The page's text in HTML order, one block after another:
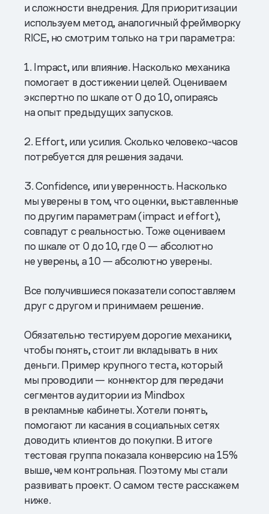
и сложности внедрения. Для приоритизации
используем метод, аналогичный фреймворку
RICE, но смотрим только на три параметра:
1. Impact, или влияние. Насколько механика
помогает в достижении целей. Оцениваем
экспертно по шкале от 0 до 10, опираясь
на опыт предыдущих запусков.
2. Effort, или усилия. Сколько человеко-часов
потребуется для решения задачи.
3. Confidence, или уверенность. Насколько
мы уверены в том, что оценки, выставленные
по другим параметрам (impact и effort),
совпадут с реальностью. Тоже оцениваем
по шкале от 0 до 10, где 0 — абсолютно
не уверены, а 10 — абсолютно уверены.
Все получившиеся показатели сопоставляем
друг с другом и принимаем решение.
Обязательно тестируем дорогие механики,
чтобы понять, стоит ли вкладывать в них
деньги. Пример крупного теста, который
мы проводили — коннектор для передачи
сегментов аудитории из Mindbox
в рекламные кабинеты. Хотели понять,
помогают ли касания в социальных сетях
доводить клиентов до покупки. В итоге
тестовая группа показала конверсию на 15%
выше, чем контрольная. Поэтому мы стали
развивать проект. О самом тесте расскажем
ниже.